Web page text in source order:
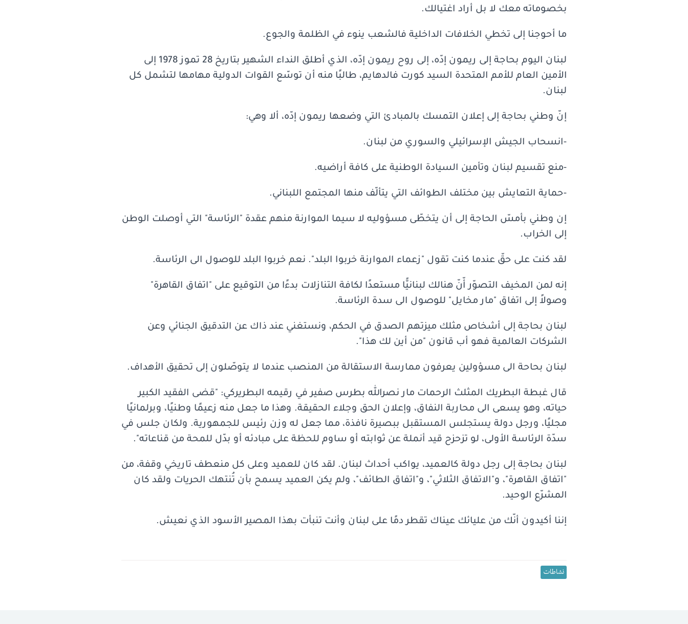
بخصوماته معك لا بل أراد اغتيالك.
ما أحوجنا إلى تخطي الخلافات الداخلية فالشعب ينوء في الظلمة والجوع.
لبنان اليوم بحاجة إلى ريمون إدّه، إلى روح ريمون إدّه، الذي أطلق النداء الشهير بتاريخ 28 تموز 1978 إلى
الأمين العام للأمم المتحدة السيد كورت فالدهايم، طالبًا منه أن توسّع القوات الدولية مهامها لتشمل كل
لبنان.
إنّ وطني بحاجة إلى إعلان التمسك بالمبادئ التي وضعها ريمون إدّه، ألا وهي:
-انسحاب الجيش الإسرائيلي والسوري من لبنان.
-منع تقسيم لبنان وتأمين السيادة الوطنية على كافة أراضيه.
-حماية التعايش بين مختلف الطوائف التي يتألّف منها المجتمع اللبناني.
إن وطني بأمسّ الحاجة إلى أن يتخطّى مسؤوليه لا سيما الموارنة منهم عقدة "الرئاسة" التي أوصلت الوطن
إلى الخراب.
لقد كنت على حقّ عندما كنت تقول "زعماء الموارنة خربوا البلد". نعم خربوا البلد للوصول الى الرئاسة.
إنه لمن المخيف التصوّر أّنّ هنالك لبنانيًّا مستعدًا لكافة التنازلات بدءًا من التوقيع على "اتفاق القاهرة"
وصولاً إلى اتفاق "مار مخايل" للوصول الى سدة الرئاسة.
لبنان بحاجة إلى أشخاص مثلك ميزتهم الصدق في الحكم، ونستغني عند ذاك عن التدقيق الجنائي وعن
الشركات العالمية فهو أب قانون "من أين لك هذا".
لبنان بحاحة الى مسؤولين يعرفون ممارسة الاستقالة من المنصب عندما لا يتوصّلون إلى تحقيق الأهداف.
قال غبطة البطريك المثلث الرحمات مار نصرالله بطرس صفير في رقيمه البطريركي: "قضى الفقيد الكبير
حياته، وهو يسعى الى محاربة النفاق، وإعلان الحق وجلاء الحقيقة. وهذا ما جعل منه زعيمًا وطنيًا، وبرلمانيًا
مجليًا، ورجل دولة يستجلس المستقبل ببصيرة نافذة، مما جعل له وزن رئيس للجمهورية. ولكان جلس في
سدّة الرئاسة الأولى، لو تزحزح قيد أنملة عن ثوابته أو ساوم للحظة على مبادئه أو بدّل للمحة من قناعاته".
لبنان بحاجة إلى رجل دولة كالعميد، يواكب أحداث لبنان. لقد كان للعميد وعلى كل منعطف تاريخي وقفة، من
"اتفاق القاهرة"، و"الاتفاق الثلاثي"، و"اتفاق الطائف"، ولم يكن العميد يسمح بأن تُنتهك الحريات ولقد كان
المشرّع الوحيد.
إننا أكيدون أنّك من عليائك عيناك تقطر دمًا على لبنان وأنت تنبأت بهذا المصير الأسود الذي نعيش.
نشاطات